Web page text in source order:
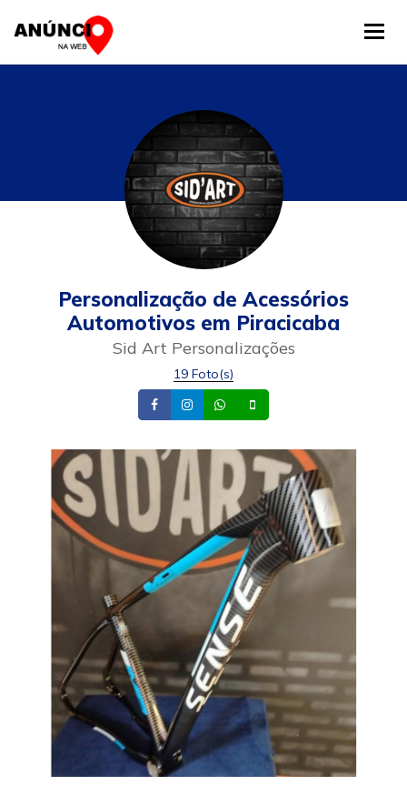
Personalização de Acessórios
Automotivos em Piracicaba
Sid Art Personalizações
19 Foto(s)
FacebookInstagramWhatsapp